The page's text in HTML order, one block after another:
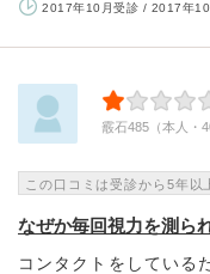
2017年10月受診 / 2017年10
霰石485（本人・
この口コミは受診から5年以
なぜか毎回視力を測ら
コンタクトをしてい